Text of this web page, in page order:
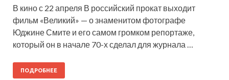
В кино с 22 апреля В российский прокат выходит
фильм «Великий» — о знаменитом фотографе
Юджине Смите и его самом громком репортаже,
который он в начале 70-х сделал для журнала …
ПОДРОБНЕЕ